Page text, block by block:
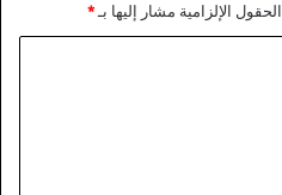
الحقول الإلزامية مشار إليها بـ*